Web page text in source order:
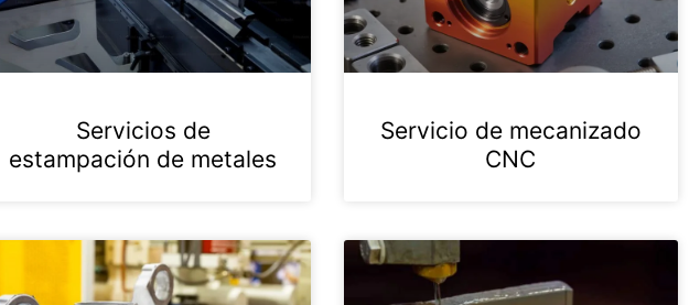
Servicios de
estampación de metales
Servicio de mecanizado
CNC